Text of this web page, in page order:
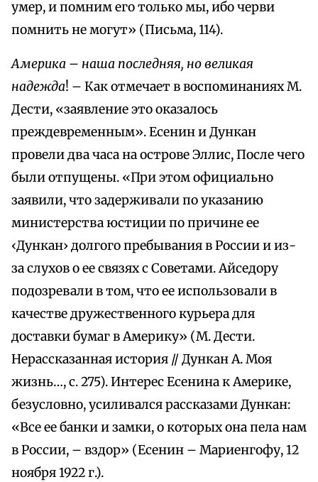
умер, и помним его только мы, ибо черви
помнить не могут» (Письма, 114).
Америка – наша последняя, но великая
надежда! – Как отмечает в воспоминаниях М.
Дести, «заявление это оказалось
преждевременным». Есенин и Дункан
провели два часа на острове Эллис, После чего
были отпущены. «При этом официально
заявили, что задерживали по указанию
министерства юстиции по причине ее
‹Дункан› долгого пребывания в России и из-
за слухов о ее связях с Советами. Айседору
подозревали в том, что ее использовали в
качестве дружественного курьера для
доставки бумаг в Америку» (М. Дести.
Нерассказанная история // Дункан А. Моя
жизнь…, с. 275). Интерес Есенина к Америке,
безусловно, усиливался рассказами Дункан:
«Все ее банки и замки, о которых она пела нам
в России, – вздор» (Есенин – Мариенгофу, 12
ноября 1922 г.).